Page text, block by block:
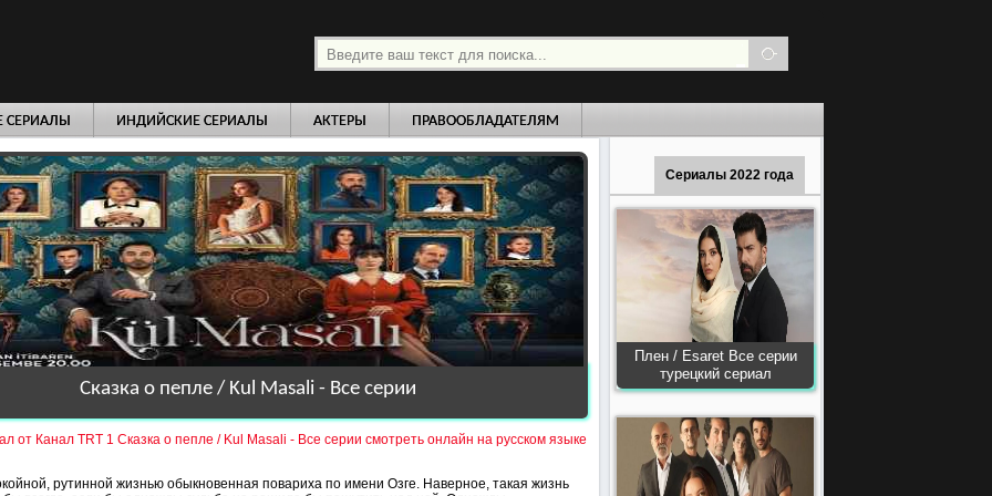
СЕРИАЛЫ ИНДИЙСКИЕ СЕРИАЛЫ АКТЕРЫ ПРАВООБЛАДАТЕЛЯМ
Сериалы 2022 года
Плен / Esaret Все серии
турецкий сериал
Сказка о пепле / Kul Masali - Все серии
от Канал TRT 1 Сказка о пепле / Kul Masali - Все серии смотреть онлайн на русском языке
рутинной жизнью обыкновенная повариха по имени Озге. Наверное, такая жизнь